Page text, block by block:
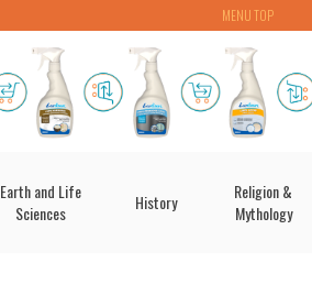
MENU TOP
Earth and Life
Sciences
History
Religion &
Mythology